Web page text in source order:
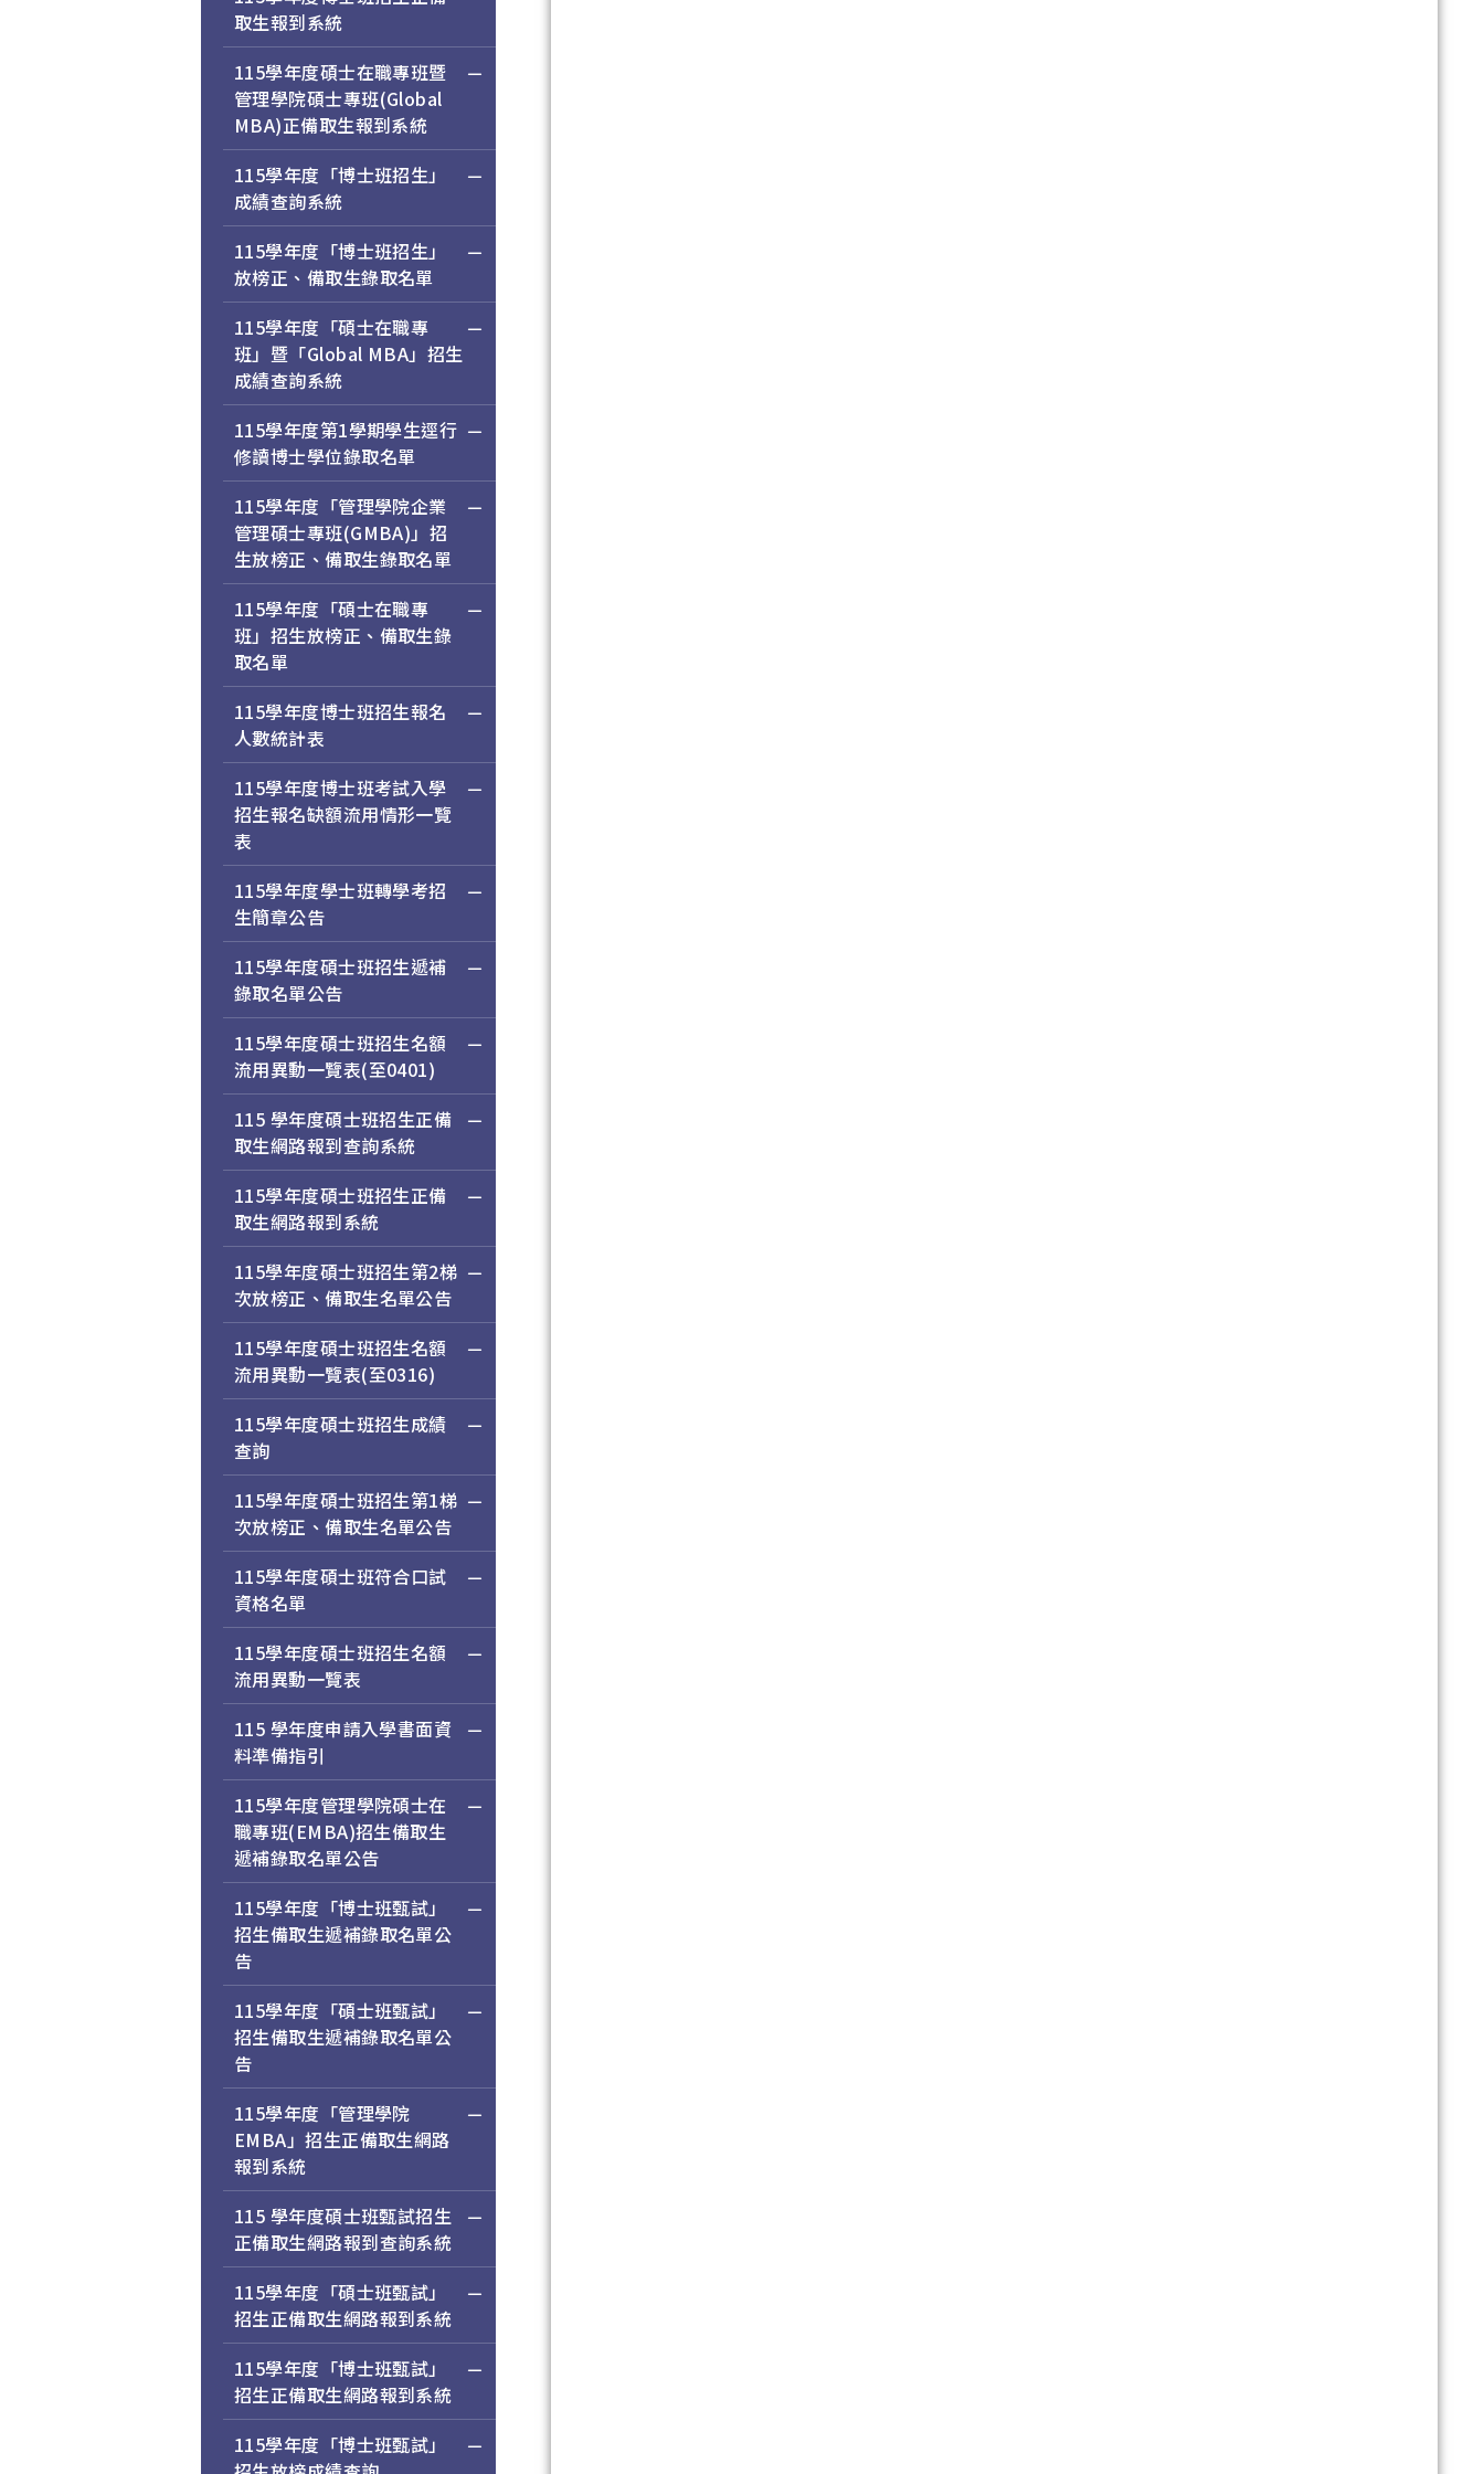
取生報到系統
115學年度碩士在職專班暨
管理學院碩士專班(Global
MBA)正備取生報到系統
115學年度「博士班招生」
成績查詢系統
115學年度「博士班招生」
放榜正、備取生錄取名單
115學年度「碩士在職專
班」暨「Global MBA」招生
成績查詢系統
115學年度第1學期學生逕行
修讀博士學位錄取名單
115學年度「管理學院企業
管理碩士專班(GMBA)」招
生放榜正、備取生錄取名單
115學年度「碩士在職專
班」招生放榜正、備取生錄
取名單
115學年度博士班招生報名
人數統計表
115學年度博士班考試入學
招生報名缺額流用情形一覽
表
115學年度學士班轉學考招
生簡章公告
115學年度碩士班招生遞補
錄取名單公告
115學年度碩士班招生名額
流用異動一覽表(至0401)
115 學年度碩士班招生正備
取生網路報到查詢系統
115學年度碩士班招生正備
取生網路報到系統
115學年度碩士班招生第2梯
次放榜正、備取生名單公告
115學年度碩士班招生名額
流用異動一覽表(至0316)
115學年度碩士班招生成績
查詢
115學年度碩士班招生第1梯
次放榜正、備取生名單公告
115學年度碩士班符合口試
資格名單
115學年度碩士班招生名額
流用異動一覽表
115 學年度申請入學書面資
料準備指引
115學年度管理學院碩士在
職專班(EMBA)招生備取生
遞補錄取名單公告
115學年度「博士班甄試」
招生備取生遞補錄取名單公
告
115學年度「碩士班甄試」
招生備取生遞補錄取名單公
告
115學年度「管理學院
EMBA」招生正備取生網路
報到系統
115 學年度碩士班甄試招生
正備取生網路報到查詢系統
115學年度「碩士班甄試」
招生正備取生網路報到系統
115學年度「博士班甄試」
招生正備取生網路報到系統
115學年度「博士班甄試」